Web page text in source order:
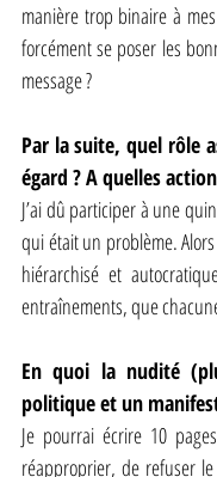
manière trop binaire à
forcément se poser les
message ?
Par la suite, quel rôle
égard ? A quelles
J’ai dû participer à une
qui était un problème.
hiérarchisé et
entraînements, que
En quoi la nudité
politique et un
Je pourrai écrire 10
réapproprier, de refuser